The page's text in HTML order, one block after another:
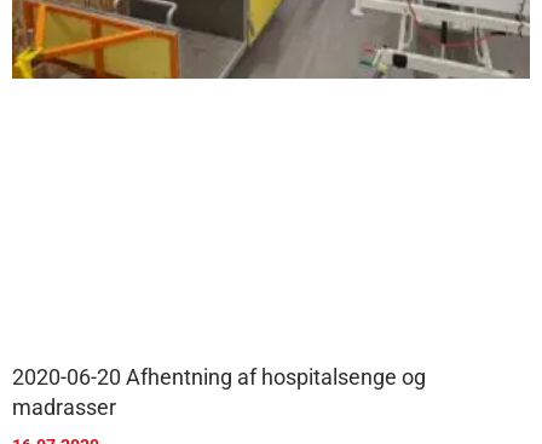
2020-06-20 Afhentning af hospitalsenge og
madrasser